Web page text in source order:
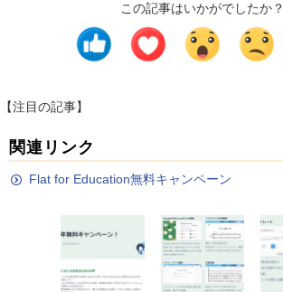
この記事はいかがでしたか？
【注目の記事】
関連リンク
Flat for Education無料キャンペーン